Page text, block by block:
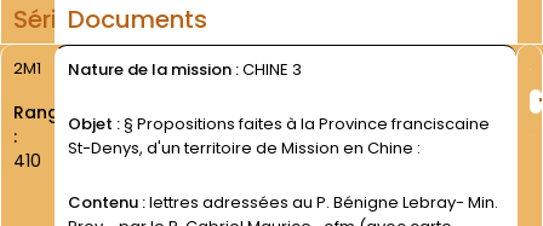
SérieDocuments
2M1
Rang
:
410
Nature de la mission :CHINE 3
Objet :§ Propositions faites à la Province franciscaine
St-Denys, d'un territoire de Mission en Chine :
Contenu :lettres adressées au P. Bénigne Lebray- Min.